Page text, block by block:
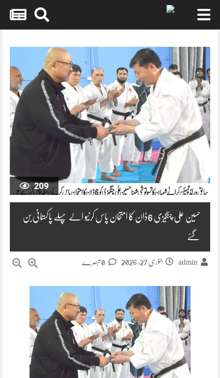
content
209
حسین علی چنگیزی 6ڈان کا امتحان پاس کرنیو الے پہلے پاکستانی بن
گئے
admin جنوری 27, 2026